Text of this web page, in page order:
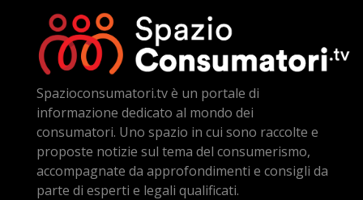
Spazioconsumatori.tv è un portale di
informazione dedicato al mondo dei
consumatori. Uno spazio in cui sono raccolte e
proposte notizie sul tema del consumerismo,
accompagnate da approfondimenti e consigli da
parte di esperti e legali qualificati.